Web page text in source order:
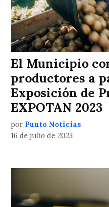
El Municipio
productores a
Exposición de
EXPOTAN 2023
por Punto Noticias
16 de julio de 2023